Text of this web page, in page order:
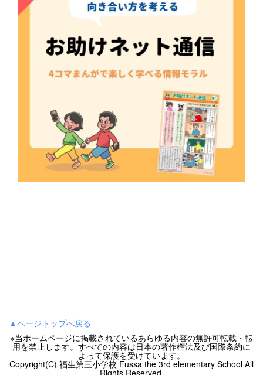
▲ページトップへ戻る
※当ホームページに掲載されているあらゆる内容の無許可転載・転
用を禁止します。すべての内容は日本の著作権法及び国際条約に
よって保護を受けています。
Copyright(C) 福生第三小学校 Fussa the 3rd elementary School All
Rights Reserved.